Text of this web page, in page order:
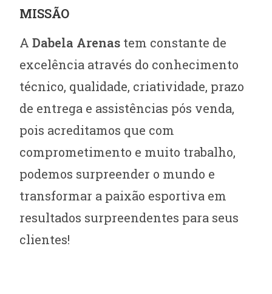
MISSÃO
ADabela Arenas tem constante de
excelência através do conhecimento
técnico, qualidade, criatividade, prazo
de entrega e assistências pós venda,
pois acreditamos que com
comprometimento e muito trabalho,
podemos surpreender o mundo e
transformar a paixão esportiva em
resultados surpreendentes para seus
clientes!